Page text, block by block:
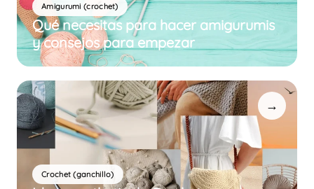
Amigurumi (crochet)
Qué necesitas para hacer amigurumis
y consejos para empezar
→
Crochet (ganchillo)